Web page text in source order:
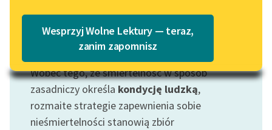
Lektury szkolne i klasyka
literatury do słuchania dla
uczennic i uczniów z
niepełnosprawnościami
Katalog w formacie PDF
Wesprzyj Wolne Lektury — teraz,
zanim zapomnisz
Motyw: Nieśmiertelność
Wobec tego, że śmiertelność w sposób
zasadniczy określa kondycję ludzką,
rozmaite strategie zapewnienia sobie
nieśmiertelności stanowią zbiór